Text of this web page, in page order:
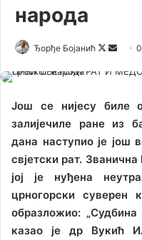
народа
Ђорђе Бојанић
F
o
X a
i
l
Још се нијесу биле
залијечиле ране из
дана наступио је још
свјетски рат.
јој је нуђена
црногорски суверен
образложио:
казао је др Вукић